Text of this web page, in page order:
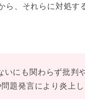
ら、それらに対処す
いにも関わらず批判
題発言により炎上